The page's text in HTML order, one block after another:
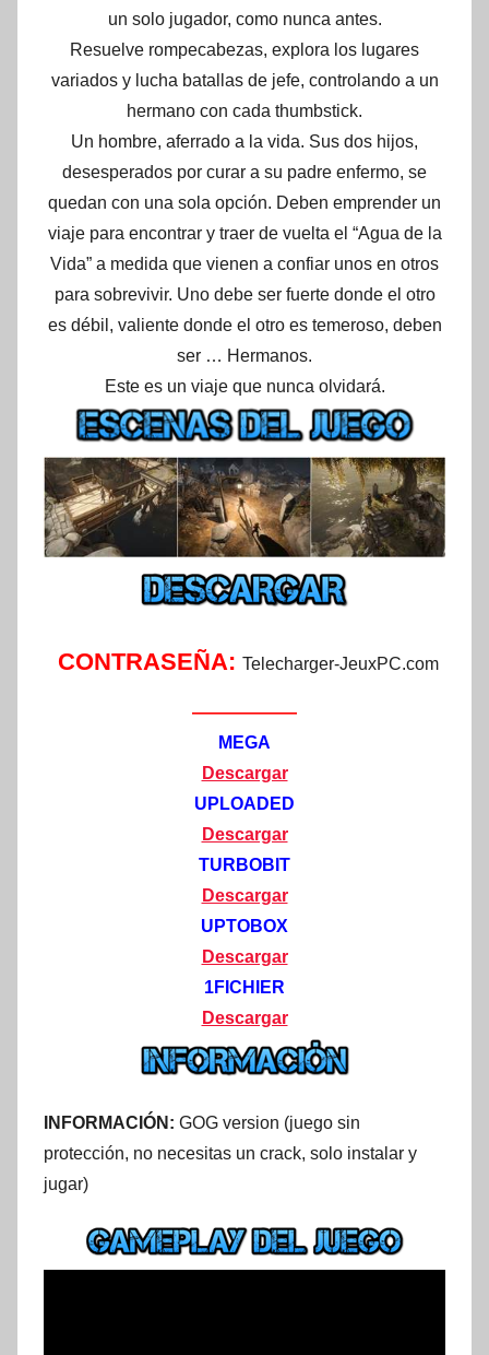
un solo jugador, como nunca antes.
Resuelve rompecabezas, explora los lugares
variados y lucha batallas de jefe, controlando a un
hermano con cada thumbstick.
Un hombre, aferrado a la vida. Sus dos hijos,
desesperados por curar a su padre enfermo, se
quedan con una sola opción. Deben emprender un
viaje para encontrar y traer de vuelta el “Agua de la
Vida” a medida que vienen a confiar unos en otros
para sobrevivir. Uno debe ser fuerte donde el otro
es débil, valiente donde el otro es temeroso, deben
ser … Hermanos.
Este es un viaje que nunca olvidará.
CONTRASEÑA: Telecharger-JeuxPC.com
——————
MEGA
Descargar
UPLOADED
Descargar
TURBOBIT
Descargar
UPTOBOX
Descargar
1FICHIER
Descargar
INFORMACIÓN: GOG version (juego sin
protección, no necesitas un crack, solo instalar y
jugar)